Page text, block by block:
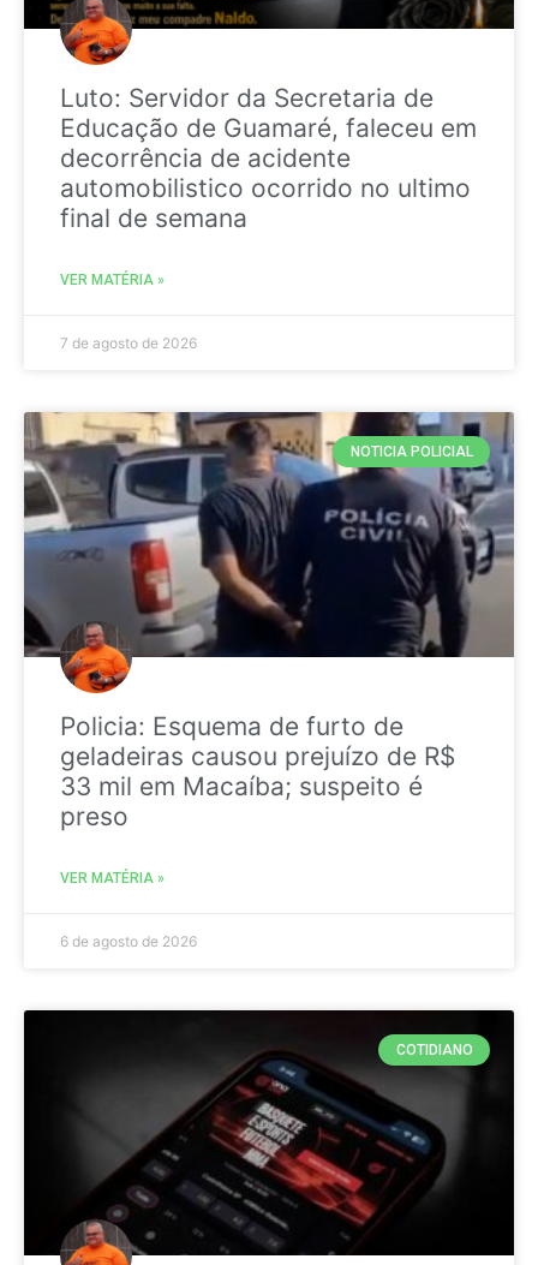
Luto: Servidor da Secretaria de
Educação de Guamaré, faleceu em
decorrência de acidente
automobilistico ocorrido no ultimo
final de semana
VER MATÉRIA »
7 de agosto de 2026
NOTICIA POLICIAL
Policia: Esquema de furto de
geladeiras causou prejuízo de R$
33 mil em Macaíba; suspeito é
preso
VER MATÉRIA »
6 de agosto de 2026
COTIDIANO